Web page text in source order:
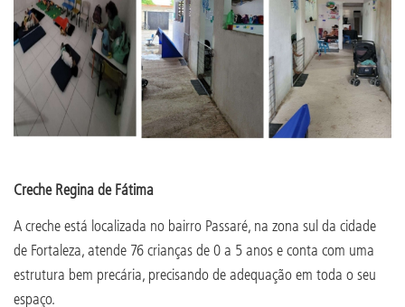
Creche Regina de Fátima
A creche está localizada no bairro Passaré, na zona sul da cidade
de Fortaleza, atende 76 crianças de 0 a 5 anos e conta com uma
estrutura bem precária, precisando de adequação em toda o seu
espaço.